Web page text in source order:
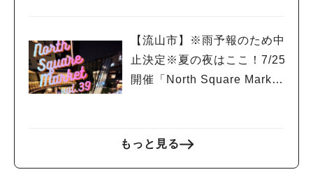
【流山市】※雨予報のため中
止決定※夏の夜はここ！7/25
開催「North Square Marke
もっと見る